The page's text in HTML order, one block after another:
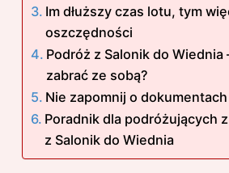
Im dłuższy czas lotu, tym
oszczędności
Podróż z Salonik do Wiednia
zabrać ze sobą?
Nie zapomnij o
Poradnik dla podróżujących
z Salonik do Wiednia